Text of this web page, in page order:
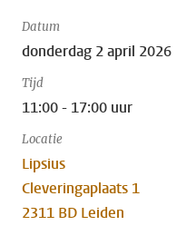
Datum
donderdag 2 april 2026
Tijd
11:00 - 17:00 uur
Locatie
Lipsius
Cleveringaplaats 1
2311 BD Leiden